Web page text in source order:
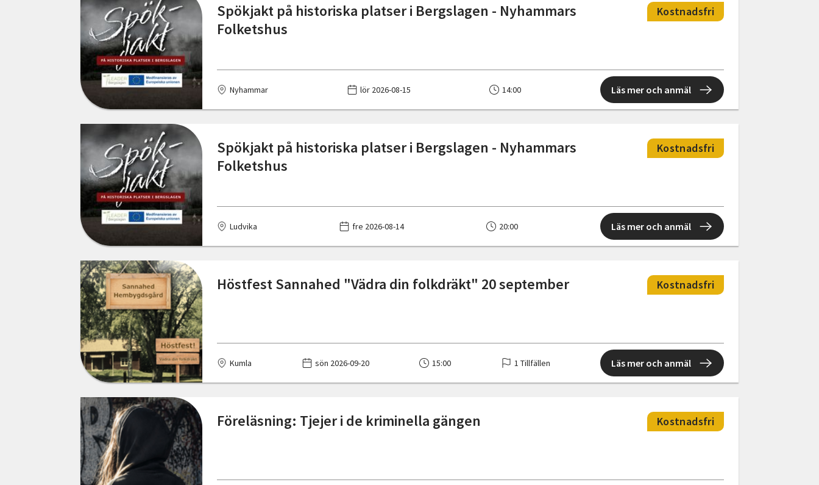
Västernorrlands län
Västmanlands län
Västra Götalands län
Örebro län
Hässleholm
Järpen
Karlshamn
Kumla
Kungsbacka
Lerum
Ludvika
Nyhammar
Nässjö
Sjöbo
Skellefteå
Skurup
Strömsund
Svedala
Tomelilla
Spökjakt på historiska platser i Bergslagen - Nyhammars
Folketshus
Kostnadsfri
Nyhammar lör 2026-08-15 14:00 Läs mer och anmäl
Spökjakt på historiska platser i Bergslagen - Nyhammars
Folketshus
Kostnadsfri
Ludvika fre 2026-08-14 20:00 Läs mer och anmäl
Höstfest Sannahed "Vädra din folkdräkt" 20 september Kostnadsfri
Kumla sön 2026-09-20 15:00 1 Tillfällen Läs mer och anmäl
Föreläsning: Tjejer i de kriminella gängen Kostnadsfri